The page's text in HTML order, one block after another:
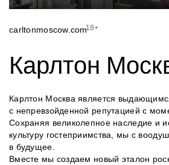
carltonmoscow.com18+
Карлтон
Карлтон Москва является
с непревзойденной репутацией с
Сохраняя великолепное наследие и
культуру гостеприимства, мы с
в будущее.
Вместе мы создаем новый эталон